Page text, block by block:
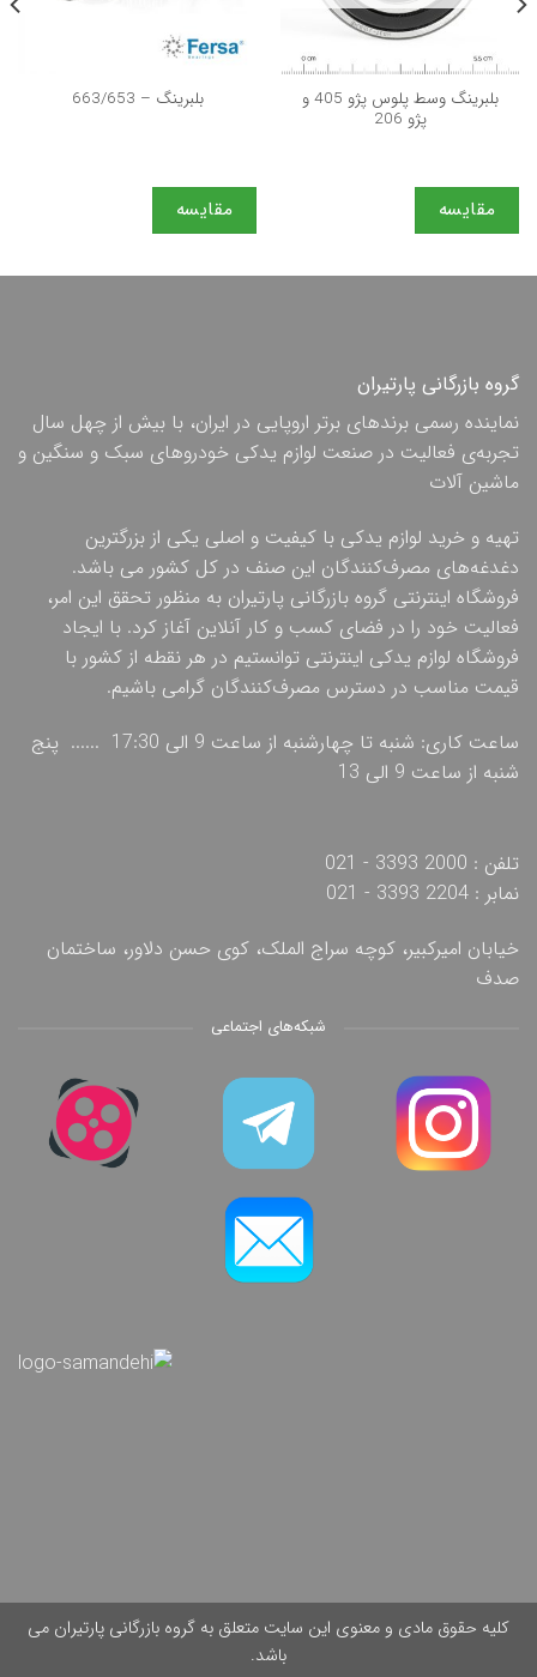
بلبرینگ وسط پلوس پژو 405 و
پژو 206
مقایسه
بلبرینگ – 663/653
مقایسه
گروه بازرگانی پارتیران
نماینده رسمی برندهای برتر اروپایی در ایران، با بیش از چهل سال
تجربه‌ی فعالیت در صنعت لوازم یدکی خودروهای سبک و سنگین و
ماشین آلات
تهیه و خرید لوازم یدکی با کیفیت و اصلی یکی از بزرگترین
دغدغه‌های مصرف‌کنندگان این صنف در کل کشور می باشد.
فروشگاه اینترنتی گروه بازرگانی پارتیران به منظور تحقق این امر،
فعالیت خود را در فضای کسب و کار آنلاین آغاز کرد. با ایجاد
فروشگاه لوازم یدکی اینترنتی توانستیم در هر نقطه از کشور با
قیمت مناسب در دسترس مصرف‌کنندگان گرامی باشیم.
ساعت کاری: شنبه تا چهارشنبه از ساعت 9 الی 17:30 ...... پنج
شنبه از ساعت 9 الی 13
تلفن : 2000 3393 - 021
نمابر : 2204 3393 - 021
خیابان امیرکبیر، کوچه سراج الملک، کوی حسن دلاور، ساختمان
صدف
شبکه‌های اجتماعی
کلیه حقوق مادی و معنوی این سایت متعلق به گروه بازرگانی پارتیران می
باشد.